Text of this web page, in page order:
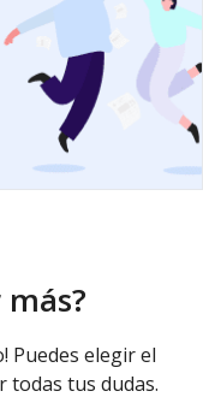
Puedes elegir el
todas tus dudas.